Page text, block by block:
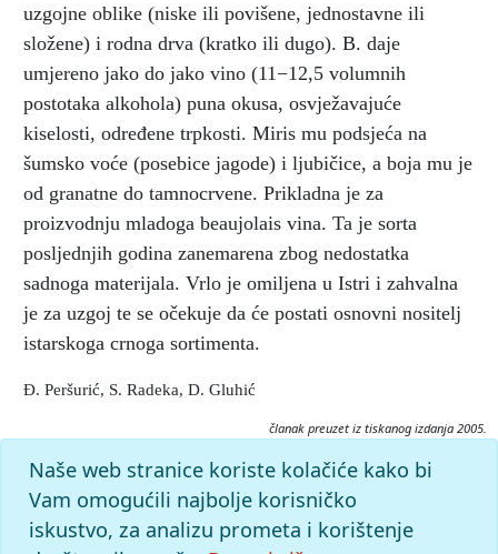
uzgojne oblike (niske ili povišene, jednostavne ili
složene) i rodna drva (kratko ili dugo). B. daje
umjereno jako do jako vino (11−12,5 volumnih
postotaka alkohola) puna okusa, osvježavajuće
kiselosti, određene trpkosti. Miris mu podsjeća na
šumsko voće (posebice jagode) i ljubičice, a boja mu je
od granatne do tamnocrvene. Prikladna je za
proizvodnju mladoga beaujolais vina. Ta je sorta
posljednjih godina zanemarena zbog nedostatka
sadnoga materijala. Vrlo je omiljena u Istri i zahvalna
je za uzgoj te se očekuje da će postati osnovni nositelj
istarskoga crnoga sortimenta.
Đ. Peršurić, S. Radeka, D. Gluhić
članak preuzet iz tiskanog izdanja 2005.
Citiranje:
Istarska enciklopedija (2005), mrežno izdanje.
Leksikografski zavod Miroslav Krleža, 2026. Pristupljeno
8.8.2026. <https://istra.lzmk.hr/clanak/borgonja>.
Naše web stranice koriste kolačiće kako bi
Vam omogućili najbolje korisničko
iskustvo, za analizu prometa i korištenje